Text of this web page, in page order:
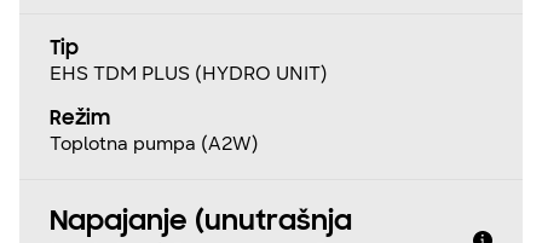
Tip
EHS TDM PLUS (HYDRO UNIT)
Režim
Toplotna pumpa (A2W)
Napajanje (unutrašnja